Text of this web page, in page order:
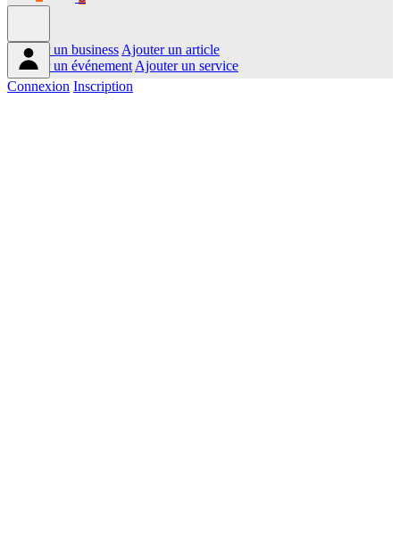
Ajouter un business Ajouter un article
Ajouter un événement Ajouter un service
Connexion Inscription